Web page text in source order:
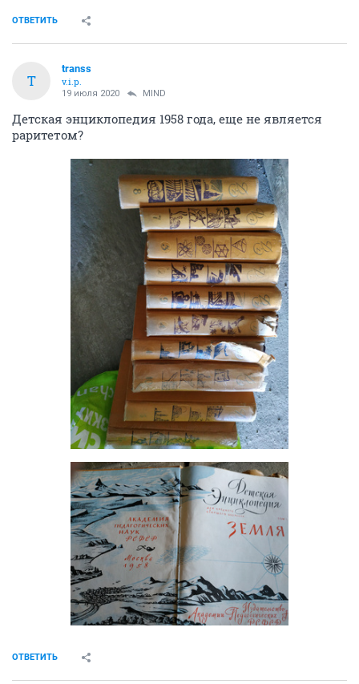
ОТВЕТИТЬ
T
transs
v.i.p.
19 июля 2020 MIND
Детская энциклопедия 1958 года, еще не является
раритетом?
ОТВЕТИТЬ